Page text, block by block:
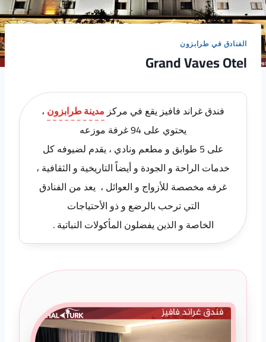
الفنادق في طرابزون
Grand Vaves Otel
فندق غراند فافيز يقع في مركز مدينة طرابزون ،
يحتوي على 94 غرفة موزعه
على 5 طوابق و مطعم ونادي ، يقدم لضيوفه كل
خدمات الراحة و الجودة و أيضاً التاريخية و الثقافية ،
غرفه مخصصة للأزواج و العوائل ، يعد من الفنادق
التي ترحب بالرضع و ذو الأحتياجات
الخاصة و الذين يفضلون المأكولات النباتية .